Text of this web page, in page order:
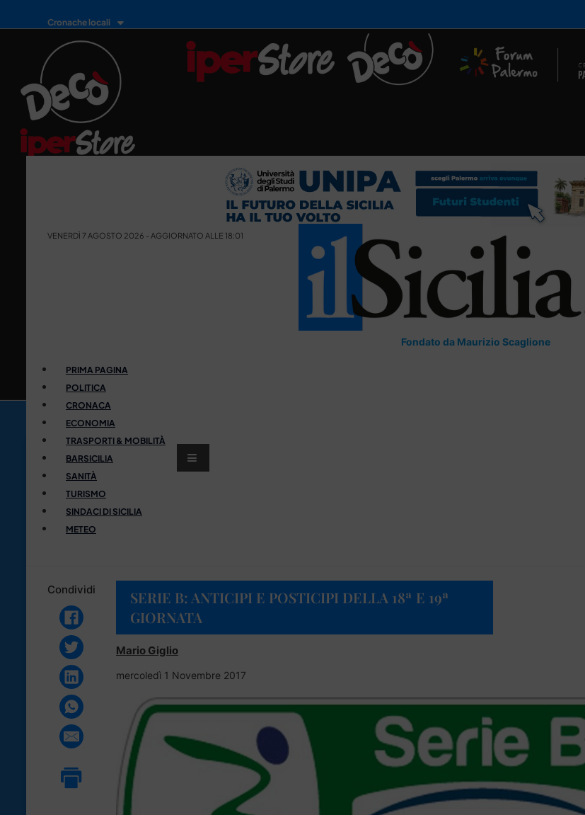
Cronache locali
VENERDÌ 7 AGOSTO 2026 - AGGIORNATO ALLE 18:01
Fondato da Maurizio Scaglione
PRIMA PAGINA
POLITICA
CRONACA
ECONOMIA
TRASPORTI & MOBILITÀ
BARSICILIA
SANITÀ
TURISMO
SINDACI DI SICILIA
METEO
Condividi
SERIE B: ANTICIPI E POSTICIPI DELLA 18ª E 19ª
GIORNATA
Mario Giglio
mercoledì 1 Novembre 2017